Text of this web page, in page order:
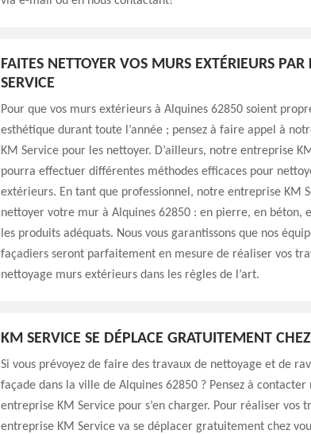
FAITES NETTOYER VOS MURS EXTÉRIEURS PAR
SERVICE
Pour que vos murs extérieurs à Alquines 62850 soient
esthétique durant toute l’année ; pensez à faire appel à
KM Service pour les nettoyer. D’ailleurs, notre entreprise
pourra effectuer différentes méthodes efficaces pour
extérieurs. En tant que professionnel, notre entreprise KM
nettoyer votre mur à Alquines 62850 : en pierre, en béton,
les produits adéquats. Nous vous garantissons que nos
façadiers seront parfaitement en mesure de réaliser vos
nettoyage murs extérieurs dans les règles de l’art.
KM SERVICE SE DÉPLACE GRATUITEMENT
Si vous prévoyez de faire des travaux de nettoyage et de
façade dans la ville de Alquines 62850 ? Pensez à contacter
entreprise KM Service pour s’en charger. Pour réaliser vos
entreprise KM Service va se déplacer gratuitement chez